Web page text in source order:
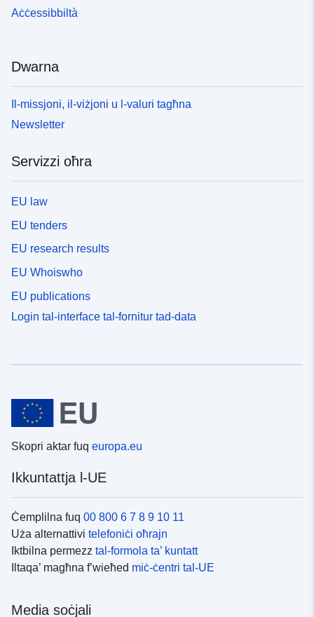
Aċċessibbiltà
Dwarna
Il-missjoni, il-viżjoni u l-valuri tagħna
Newsletter
Servizzi oħra
EU law
EU tenders
EU research results
EU Whoiswho
EU publications
Login tal-interface tal-fornitur tad-data
Skopri aktar fuq europa.eu
Ikkuntattja l-UE
Ċemplilna fuq 00 800 6 7 8 9 10 11
Uża alternattivi telefoniċi oħrajn
Iktbilna permezz tal-formola ta’ kuntatt
Iltaqa’ magħna f’wieħed miċ-ċentri tal-UE
Media soċjali